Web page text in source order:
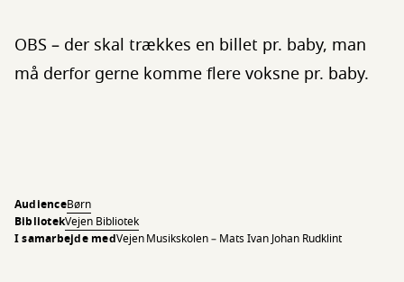
OBS – der skal trækkes en billet pr. baby, man
må derfor gerne komme flere voksne pr. baby.
AudienceBørn
BibliotekVejen Bibliotek
I samarbejde medVejen Musikskolen – Mats Ivan Johan Rudklint